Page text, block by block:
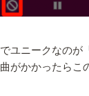
ユニークなのが
がかかったらこ